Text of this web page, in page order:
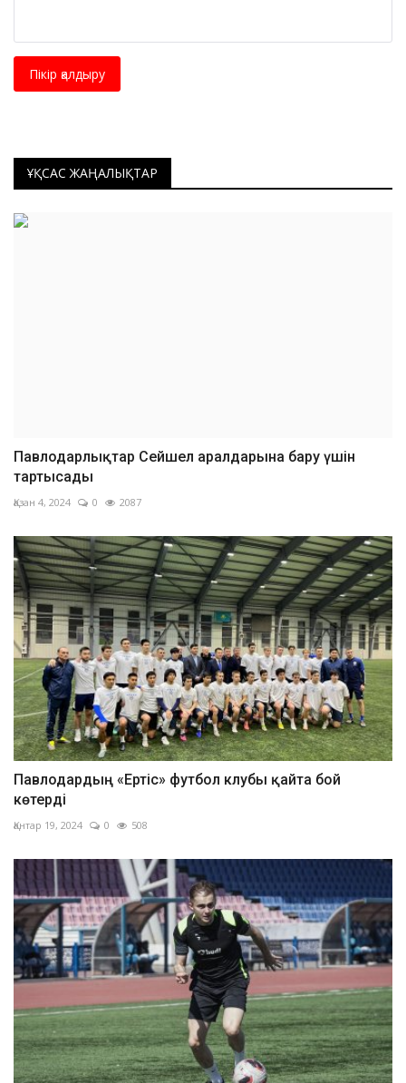
Пікір қалдыру
ҰҚСАС ЖАҢАЛЫҚТАР
Павлодарлықтар Сейшел аралдарына бару үшін
тартысады
Қазан 4, 2024 0 2087
Павлодардың «Ертіс» футбол клубы қайта бой
көтерді
Қантар 19, 2024 0 508